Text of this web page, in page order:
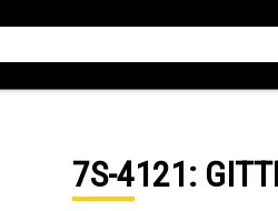
7S-4121: